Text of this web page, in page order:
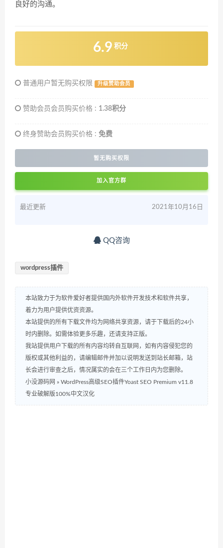
良好的沟通。
6.9 积分
普通用户暂无购买权限 升级赞助会员
赞助会员会员购买价格 : 1.38积分
终身赞助会员购买价格 : 免费
暂无购买权限
加入官方群
最近更新 2021年10月16日
QQ咨询
wordpress插件
本站致力于为软件爱好者提供国内外软件开发技术和软件共享，
着力为用户提供优资资源。
本站提供的所有下载文件均为网络共享资源，请于下载后的24小
时内删除。如需体验更多乐趣，还请支持正版。
我站提供用户下载的所有内容均转自互联网，如有内容侵犯您的
版权或其他利益的，请编辑邮件并加以说明发送到站长邮箱，站
长会进行审查之后，情况属实的会在三个工作日内为您删除。
小没源码网 » WordPress高级SEO插件Yoast SEO Premium v11.8
专业破解版100%中文汉化